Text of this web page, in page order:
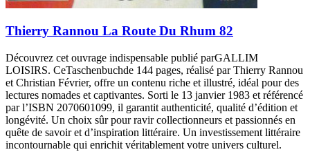
Thierry Rannou La Route Du Rhum 82
Découvrez cet ouvrage indispensable publié parGALLIM
LOISIRS. CeTaschenbuchde 144 pages, réalisé par Thierry Rannou
et Christian Février, offre un contenu riche et illustré, idéal pour des
lectures nomades et captivantes. Sorti le 13 janvier 1983 et référencé
par l’ISBN 2070601099, il garantit authenticité, qualité d’édition et
longévité. Un choix sûr pour ravir collectionneurs et passionnés en
quête de savoir et d’inspiration littéraire. Un investissement littéraire
incontournable qui enrichit véritablement votre univers culturel.